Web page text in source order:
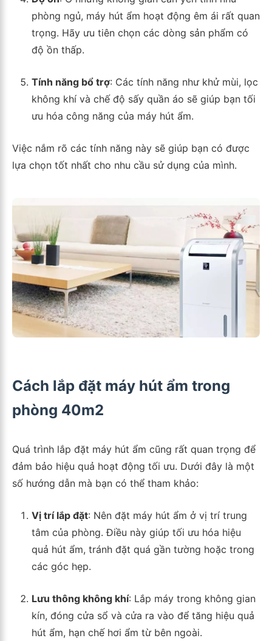
phòng ngủ, máy hút ẩm hoạt động êm ái rất quan
trọng. Hãy ưu tiên chọn các dòng sản phẩm có
độ ồn thấp.
Tính năng bổ trợ: Các tính năng như khử mùi, lọc
không khí và chế độ sấy quần áo sẽ giúp bạn tối
ưu hóa công năng của máy hút ẩm.
Việc nắm rõ các tính năng này sẽ giúp bạn có được
lựa chọn tốt nhất cho nhu cầu sử dụng của mình.
Cách lắp đặt máy hút ẩm trong
phòng 40m2
Quá trình lắp đặt máy hút ẩm cũng rất quan trọng để
đảm bảo hiệu quả hoạt động tối ưu. Dưới đây là một
số hướng dẫn mà bạn có thể tham khảo:
Vị trí lắp đặt: Nên đặt máy hút ẩm ở vị trí trung
tâm của phòng. Điều này giúp tối ưu hóa hiệu
quả hút ẩm, tránh đặt quá gần tường hoặc trong
các góc hẹp.
Lưu thông không khí: Lắp máy trong không gian
kín, đóng cửa sổ và cửa ra vào để tăng hiệu quả
hút ẩm, hạn chế hơi ẩm từ bên ngoài.